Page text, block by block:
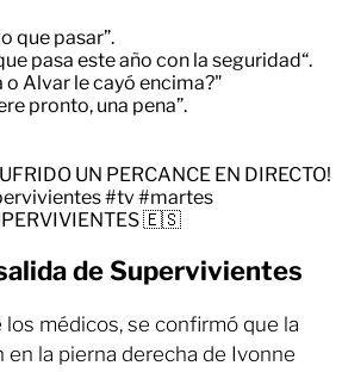
que pasar”.
pasa este año con la seguridad“.
o Alvar le cayó encima?"
pronto, una pena”.
UN PERCANCE EN DIRECTO!
#tv#martes
🇪🇸
de Supervivientes
los médicos, se confirmó que la
en la pierna derecha de Ivonne